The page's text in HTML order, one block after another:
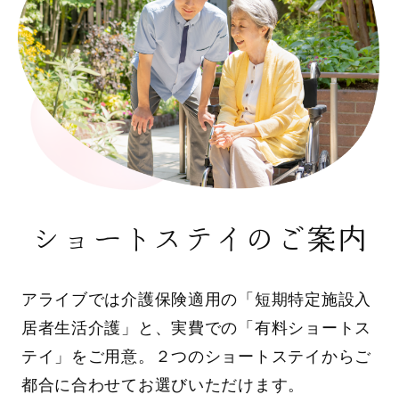
ショートステイのご案内
アライブでは介護保険適用の「短期特定施設入
居者生活介護」と、実費での「有料ショートス
テイ」をご用意。２つのショートステイからご
都合に合わせてお選びいただけます。